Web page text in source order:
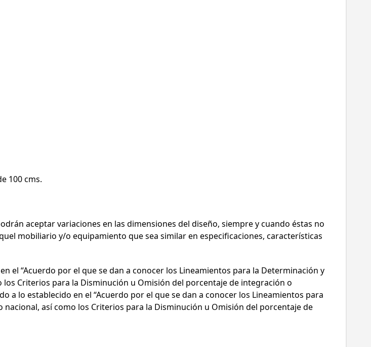
100 cms.
aceptar variaciones en las dimensiones del diseño, siempre y cuando éstas no
mobiliario y/o equipamiento que sea similar en especificaciones, características
el “Acuerdo por el que se dan a conocer los Lineamientos para la Determinación y
Criterios para la Disminución u Omisión del porcentaje de integración o
a lo establecido en el “Acuerdo por el que se dan a conocer los Lineamientos para
así como los Criterios para la Disminución u Omisión del porcentaje de